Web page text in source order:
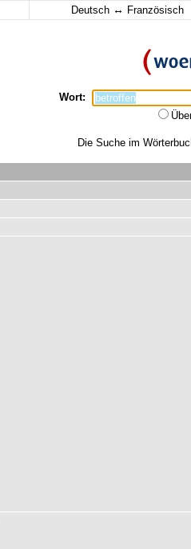
Deutsch ↔ Französisch
Wort:
Die Suche im